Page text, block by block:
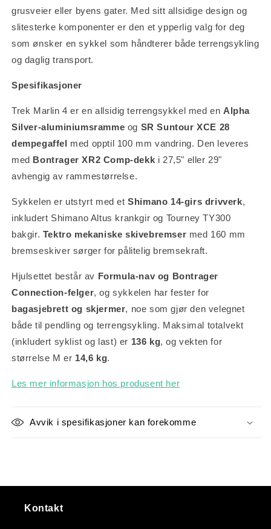
grusveier eller byens gater. Med sitt allsidige design og
slitesterke komponenter er den et ypperlig valg for deg
som ønsker en sykkel som håndterer både terrengsykling
og daglig transport.
Spesifikasjoner
Trek Marlin 4 er en allsidig terrengsykkel med en Alpha
Silver-aluminiumsramme og SR Suntour XCE 28
dempegaffel med opptil 100 mm vandring. Den leveres
med Bontrager XR2 Comp-dekk i 27,5" eller 29"
avhengig av rammestørrelse.
Sykkelen er utstyrt med etShimano 14-girs drivverk,
inkludert Shimano Altus krankgir og Tourney TY300
bakgir. Tektro mekaniske skivebremser med 160 mm
bremseskiver sørger for pålitelig bremsekraft.
Hjulsettet består av Formula-nav og Bontrager
Connection-felger, og sykkelen har fester for
bagasjebrett og skjermer, noe som gjør den velegnet
både til pendling og terrengsykling. Maksimal totalvekt
(inkludert syklist og last) er 136 kg, og vekten for
størrelse M er 14,6 kg.
Les mer informasjon hos produsent her
Avvik i spesifikasjoner kan forekomme
Kontakt